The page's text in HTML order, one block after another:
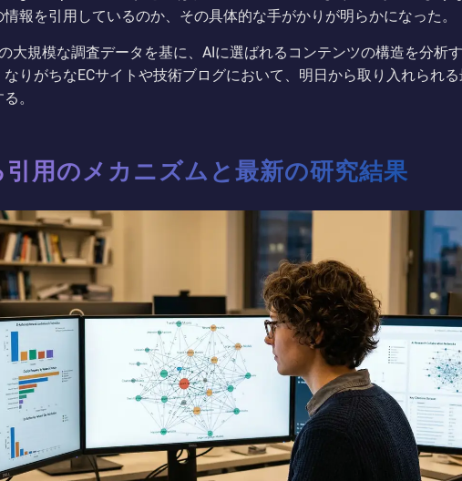
報を引用しているのか、その具体的な手がかりが明らかになった。
大規模な調査データを基に、AIに選ばれるコンテンツの構造を分析す
りがちなECサイトや技術ブログにおいて、明日から取り入れられる
。
用のメカニズムと最新の研究結果